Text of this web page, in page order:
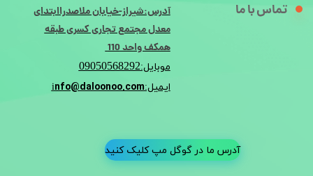
تماس با ما
آدرس:شیراز-خیابان ملاصدراابتدای
معدل مجتمع تجاری کسری طبقه
همکف واحد 110
موبایل:09050568292
ایمیل:info@daloonoo.com
آدرس ما در گوگل مپ کلیک کنید